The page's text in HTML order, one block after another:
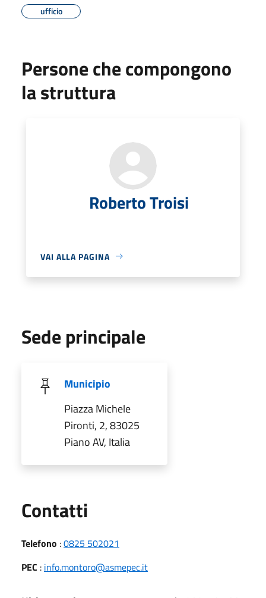
ufficio
Persone che compongono
la struttura
Roberto Troisi
VAI ALLA PAGINA
Sede principale
Municipio
Piazza Michele
Pironti, 2, 83025
Piano AV, Italia
Contatti
Telefono :0825 502021
PEC : info.montoro@asmepec.it